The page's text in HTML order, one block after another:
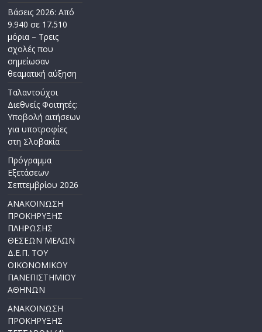
Βάσεις 2026: Από
9.940 σε 17.510
μόρια – Τρεις
σχολές που
σημείωσαν
θεαματική αύξηση
Ταλαντούχοι
Διεθνείς Φοιτητές:
Υποβολή αιτήσεων
για υποτροφίες
στη Σλοβακία
Πρόγραμμα
Εξετάσεων
Σεπτεμβρίου 2026
ΑΝΑΚΟΙΝΩΣΗ
ΠΡΟΚΗΡΥΞΗΣ
ΠΛΗΡΩΣΗΣ
ΘΕΣΕΩΝ ΜΕΛΩΝ
Δ.Ε.Π. ΤΟΥ
ΟΙΚΟΝΟΜΙΚΟΥ
ΠΑΝΕΠΙΣΤΗΜΙΟΥ
ΑΘΗΝΩΝ
ΑΝΑΚΟΙΝΩΣΗ
ΠΡΟΚΗΡΥΞΗΣ